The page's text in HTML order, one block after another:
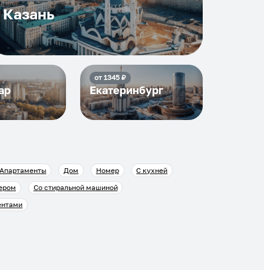
Казань
от 1345₽
Екатеринбург
Дом Номер
С кухней
Со стиральной машиной